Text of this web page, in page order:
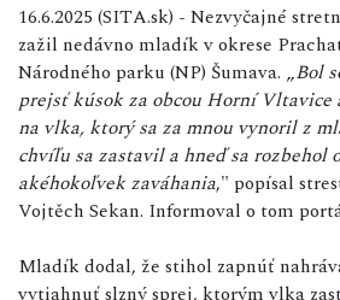
16.6.2025 (SITA.sk) - Nezvyčajné
zažil nedávno mladík v okrese
Národného parku (NP) Šumava. „Bol
prejsť kúsok za obcou Horní Vltavice
na vlka, ktorý sa za mnou vynoril z
chvíľu sa zastavil a hneď sa rozbehol
akéhokoľvek zaváhania," popísal
Vojtěch Sekan. Informoval o tom
Mladík dodal, že stihol zapnúť
vytiahnuť slzný sprej, ktorým vlka